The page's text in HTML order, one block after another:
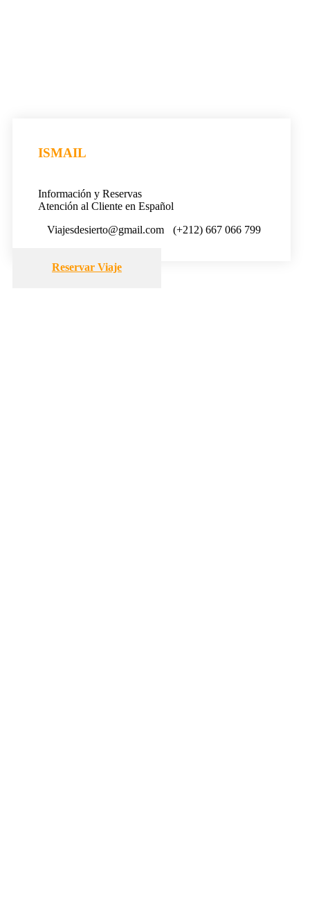
ISMAIL
Información y Reservas
Atención al Cliente en Español
Viajesdesierto@gmail.com
(+212) 667 066 799
Reservar Viaje